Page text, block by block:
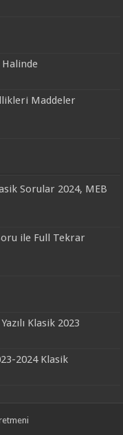
Maddeler
Sorular 2024, MEB
ile Full Tekrar
Klasik 2023
2024 Klasik